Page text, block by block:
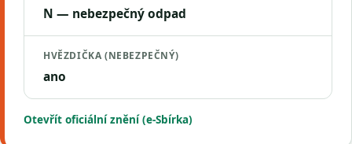
N — nebezpečný odpad
HVĚZDIČKA (NEBEZPEČNÝ)
ano
Otevřít oficiální znění (e-Sbírka)